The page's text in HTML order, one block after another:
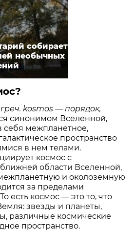
собирает
необычных
греч. kosmos — порядок,
синонимом Вселенной,
себя межпланетное,
пространство
в нем телами.
космос с
области Вселенной,
и околоземную
за пределами
есть космос — это то, что
звезды и планеты,
различные космические
пространство.